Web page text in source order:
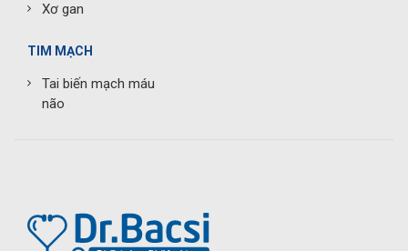
Xơ gan
TIM MẠCH
Tai biến mạch máu
não